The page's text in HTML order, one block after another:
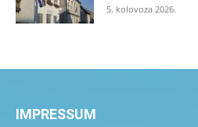
5. kolovoza 2026.
IMPRESSUM